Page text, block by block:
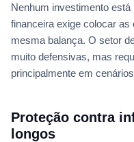
Nenhum investimento
financeira exige colocar
mesma balança. O setor
muito defensivas, mas
principalmente em
Proteção contra
longos